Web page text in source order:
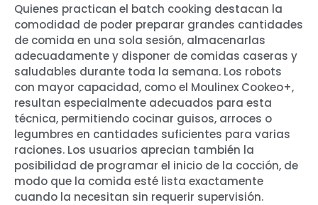
Quienes practican el batch cooking destacan la
comodidad de poder preparar grandes cantidades
de comida en una sola sesión, almacenarlas
adecuadamente y disponer de comidas caseras y
saludables durante toda la semana. Los robots
con mayor capacidad, como el Moulinex Cookeo+,
resultan especialmente adecuados para esta
técnica, permitiendo cocinar guisos, arroces o
legumbres en cantidades suficientes para varias
raciones. Los usuarios aprecian también la
posibilidad de programar el inicio de la cocción, de
modo que la comida esté lista exactamente
cuando la necesitan sin requerir supervisión.